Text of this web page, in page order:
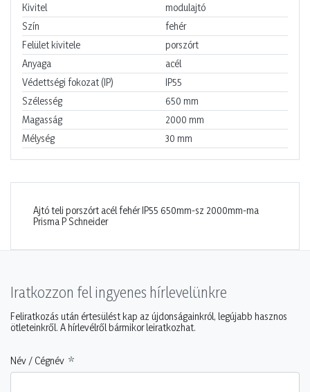
Kivitel
modulajtó
Szín
fehér
Felület kivitele
porszórt
Anyaga
acél
Védettségi fokozat (IP)
IP55
Szélesség
650 mm
Magasság
2000 mm
Mélység
30 mm
Ajtó teli porszórt acél fehér IP55 650mm-sz 2000mm-ma
Prisma P Schneider
Iratkozzon fel ingyenes hírlevelünkre
Feliratkozás után értesülést kap az újdonságainkról, legújabb hasznos
ötleteinkről. A hírlevélről bármikor leiratkozhat.
Név / Cégnév